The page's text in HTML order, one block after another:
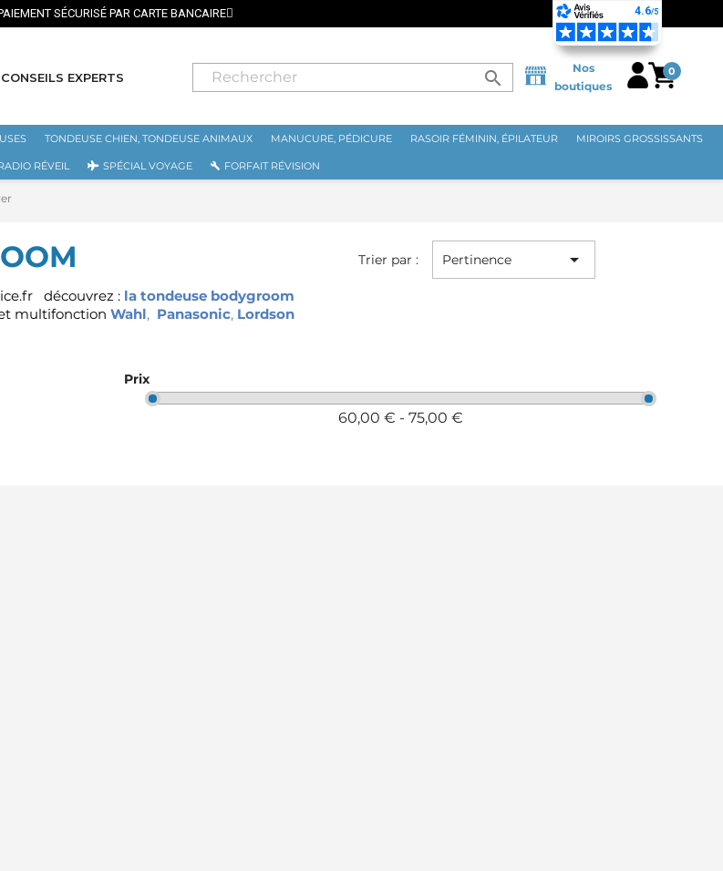
SÉCURISÉ PAR CARTE BANCAIRE
CONSEILS EXPERTS search
Nos
boutiques
0
TONDEUSE CHIEN, TONDEUSE ANIMAUX MANUCURE, PÉDICURE RASOIR FÉMININ, ÉPILATEUR MIROIRS GROSSISSANTS
RÉVEIL SPÉCIAL VOYAGE FORFAIT RÉVISION
découvrez : la tondeuse bodygroom
multifonction Wahl, Panasonic, Lordson
Trier par : Pertinence 
Prix
60,00 € - 75,00 €